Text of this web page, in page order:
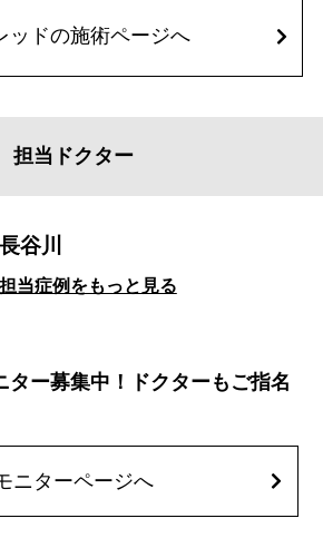
ッドの施術ページへ
担当ドクター
長谷川
担当症例をもっと見る
ター募集中！ドクターもご指名
ニターページへ